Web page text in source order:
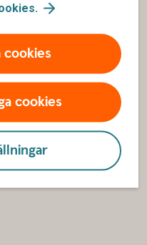
cookies
cookies